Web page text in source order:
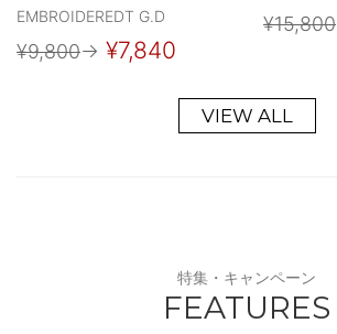
EMBROIDEREDT G.D
¥9,800→ ¥7,840
¥15,800
VIEW ALL
特集・キャンペーン
FEATURES